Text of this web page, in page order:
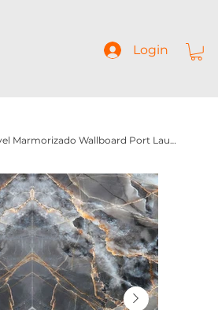
Login
Revestimento Flexível Marmorizado Wallboard Port Laurent Cinza (1200x2900x5mm)